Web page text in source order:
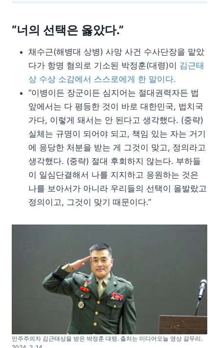
“너의 선택은 옳았다.”
채수근(해병대 상병) 사망 사건 수사단장을 맡았
다가 항명 혐의로 기소된 박정훈(대령)이 김근태
상 수상 소감에서 스스로에게 한 말이다.
“이병이든 장군이든 심지어는 절대권력자든 법
앞에서는 다 평등한 것이 바로 대한민국, 법치국
가다, 이렇게 돼서는 안 된다고 생각했다. (중략)
실체는 규명이 되어야 되고, 책임 있는 자는 거기
에 응당한 처분을 받는 게 그것이 맞고, 정의라고
생각했다. (중략) 절대 후회하지 않는다. 부하들
이 일심단결해서 나를 지지하고 응원하는 것은
나를 보아서가 아니라 우리들의 선택이 올발랐고
정의이고, 그것이 맞기 때문이다.”
민주주의자 김근태상을 받은 박정훈 대령. 출처는 미디어오늘 영상 갈무리.